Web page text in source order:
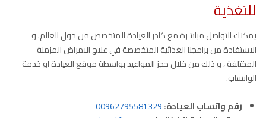
للتغذية
يمكنك التواصل مباشرة مع كادر العيادة المتخصص من حول العالم. و
الاستفادة من برامجنا الغذائية المتخصصة في علاج الامراض المزمنة
المختلفة ، و ذلك من خلال حجز المواعيد بواسطة موقع العيادة او خدمة
الواتساب.
رقم واتساب العيادة:00962795581329